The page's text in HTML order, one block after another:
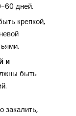
60 дней.
крепкой,
и
быть
закалить,